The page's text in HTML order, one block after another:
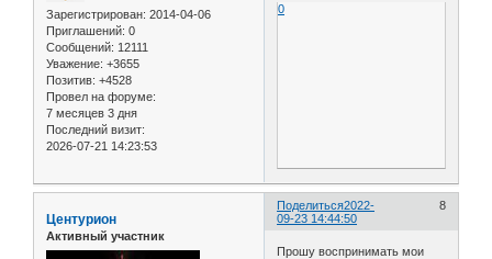
Зарегистрирован: 2014-04-06
Приглашений: 0
Сообщений: 12111
Уважение: +3655
Позитив: +4528
Провел на форуме:
7 месяцев 3 дня
Последний визит:
2026-07-21 14:23:53
0
Поделиться 8
2022-
09-23 14:44:50
Центурион
Активный участник
Прошу воспринимать мои